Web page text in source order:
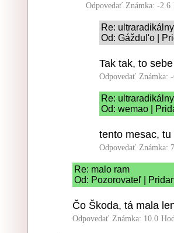
Odpovedať Známka: -2.6
Re:
Od: GážduI'o |
Tak tak, to
Odpovedať Známka:
Re:
Od: wemao |
tento mesac,
Odpovedať Známka:
Re: malo ram
Od: Pozorovateľ |
Čo Škoda, tá mala
Odpovedať Známka: 10.0